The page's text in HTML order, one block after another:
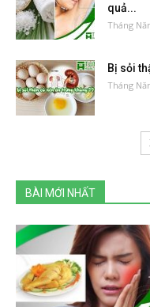
quả...
Tháng
Bị sỏi
Tháng
BÀI MỚI NHẤT